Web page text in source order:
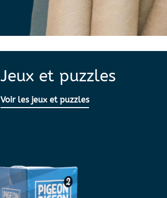
Jeux et puzzles
Voir les jeux et puzzles